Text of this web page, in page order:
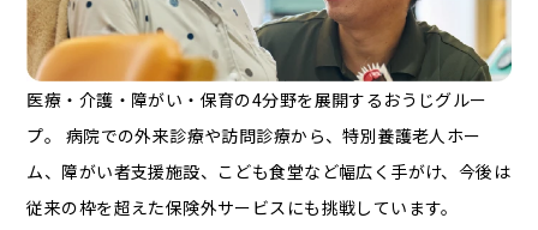
医療・介護・障がい・保育の4分野を展開するおうじグルー
プ。 病院での外来診療や訪問診療から、特別養護老人ホー
ム、障がい者支援施設、こども食堂など幅広く手がけ、今後は
従来の枠を超えた保険外サービスにも挑戦しています。